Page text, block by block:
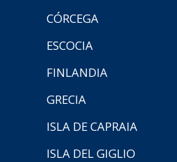
CÓRCEGA
ESCOCIA
FINLANDIA
GRECIA
ISLA DE CAPRAIA
ISLA DEL GIGLIO